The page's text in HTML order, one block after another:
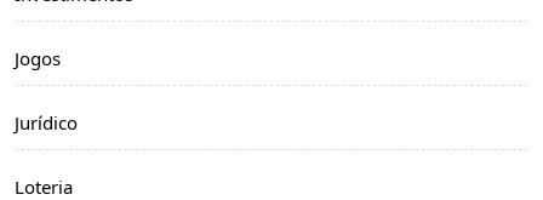
Jogos
Jurídico
Loteria